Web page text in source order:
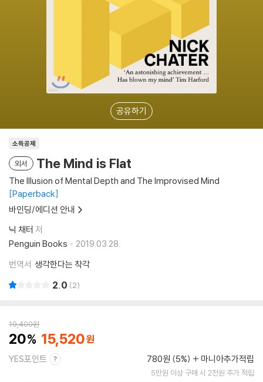
공유하기
소득공제
외서 The Mind is Flat
The Illusion of Mental Depth and The Improvised Mind
Paperback
바인딩/에디션 안내
닉 채터 저
Penguin Books
2019.03.28.
번역서 생각한다는 착각
2.0 2
19,400원
20 15,520
YES포인트 780원 (5%) 마니아추가적립
5만원 이상 구매 시 2천원 추가 적립